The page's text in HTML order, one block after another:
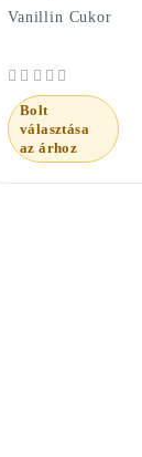
Vanillin Cukor
Bolt
választása
az árhoz